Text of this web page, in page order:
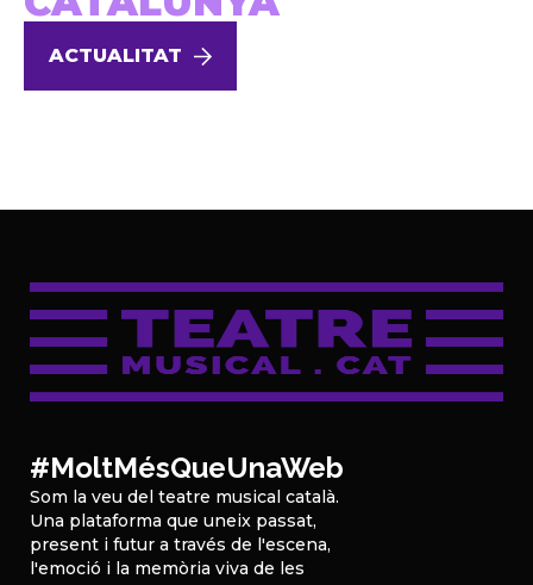
ACTUALITAT
#MoltMésQueUnaWeb
Som la veu del teatre musical català.
Una plataforma que uneix passat,
present i futur a través de l'escena,
l'emoció i la memòria viva de les